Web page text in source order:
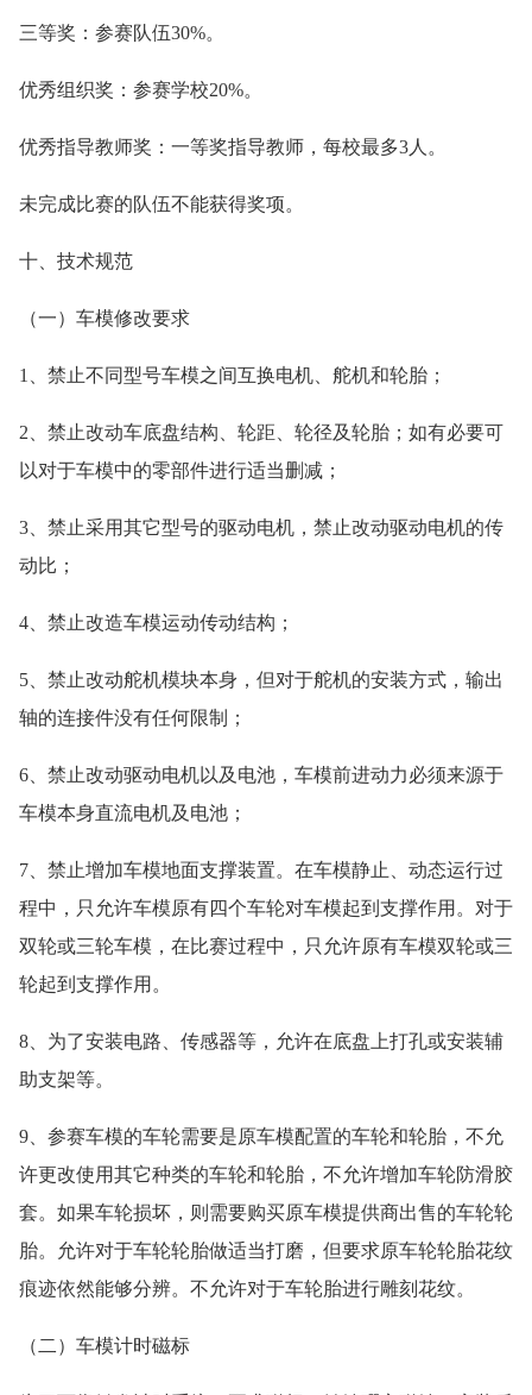
三等奖：参赛队伍30%。
优秀组织奖：参赛学校20%。
优秀指导教师奖：一等奖指导教师，每校最多3人。
未完成比赛的队伍不能获得奖项。
十、技术规范
（一）车模修改要求
1、禁止不同型号车模之间互换电机、舵机和轮胎；
2、禁止改动车底盘结构、轮距、轮径及轮胎；如有必要可
以对于车模中的零部件进行适当删减；
3、禁止采用其它型号的驱动电机，禁止改动驱动电机的传
动比；
4、禁止改造车模运动传动结构；
5、禁止改动舵机模块本身，但对于舵机的安装方式，输出
轴的连接件没有任何限制；
6、禁止改动驱动电机以及电池，车模前进动力必须来源于
车模本身直流电机及电池；
7、禁止增加车模地面支撑装置。在车模静止、动态运行过
程中，只允许车模原有四个车轮对车模起到支撑作用。对于
双轮或三轮车模，在比赛过程中，只允许原有车模双轮或三
轮起到支撑作用。
8、为了安装电路、传感器等，允许在底盘上打孔或安装辅
助支架等。
9、参赛车模的车轮需要是原车模配置的车轮和轮胎，不允
许更改使用其它种类的车轮和轮胎，不允许增加车轮防滑胶
套。如果车轮损坏，则需要购买原车模提供商出售的车轮轮
胎。允许对于车轮轮胎做适当打磨，但要求原车轮轮胎花纹
痕迹依然能够分辨。不允许对于车轮胎进行雕刻花纹。
（二）车模计时磁标